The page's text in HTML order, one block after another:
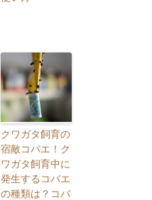
クワガタ飼育の
宿敵コバエ！ク
ワガタ飼育中に
発生するコバエ
の種類は？コバ